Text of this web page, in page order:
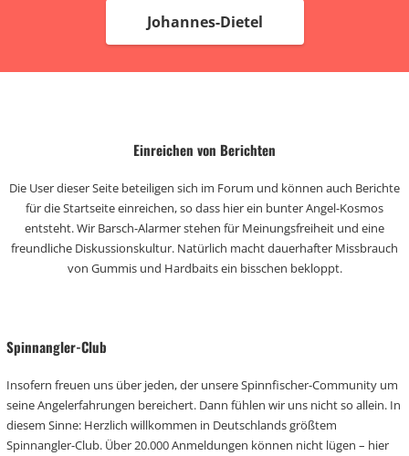
Johannes-Dietel
Einreichen von Berichten
Die User dieser Seite beteiligen sich im Forum und können auch Berichte
für die Startseite einreichen, so dass hier ein bunter Angel-Kosmos
entsteht. Wir Barsch-Alarmer stehen für Meinungsfreiheit und eine
freundliche Diskussionskultur. Natürlich macht dauerhafter Missbrauch
von Gummis und Hardbaits ein bisschen bekloppt.
Spinnangler-Club
Insofern freuen uns über jeden, der unsere Spinnfischer-Community um
seine Angelerfahrungen bereichert. Dann fühlen wir uns nicht so allein. In
diesem Sinne: Herzlich willkommen in Deutschlands größtem
Spinnangler-Club. Über 20.000 Anmeldungen können nicht lügen – hier